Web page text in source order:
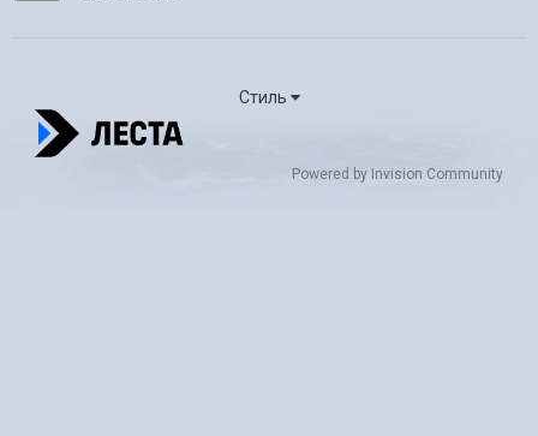
Стиль
Powered by Invision Community